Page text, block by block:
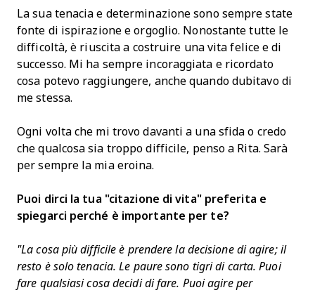
La sua tenacia e determinazione sono sempre state
fonte di ispirazione e orgoglio. Nonostante tutte le
difficoltà, è riuscita a costruire una vita felice e di
successo. Mi ha sempre incoraggiata e ricordato
cosa potevo raggiungere, anche quando dubitavo di
me stessa.
Ogni volta che mi trovo davanti a una sfida o credo
che qualcosa sia troppo difficile, penso a Rita. Sarà
per sempre la mia eroina.
Puoi dirci la tua "citazione di vita" preferita e
spiegarci perché è importante per te?
"La cosa più difficile è prendere la decisione di agire; il
resto è solo tenacia. Le paure sono tigri di carta. Puoi
fare qualsiasi cosa decidi di fare. Puoi agire per